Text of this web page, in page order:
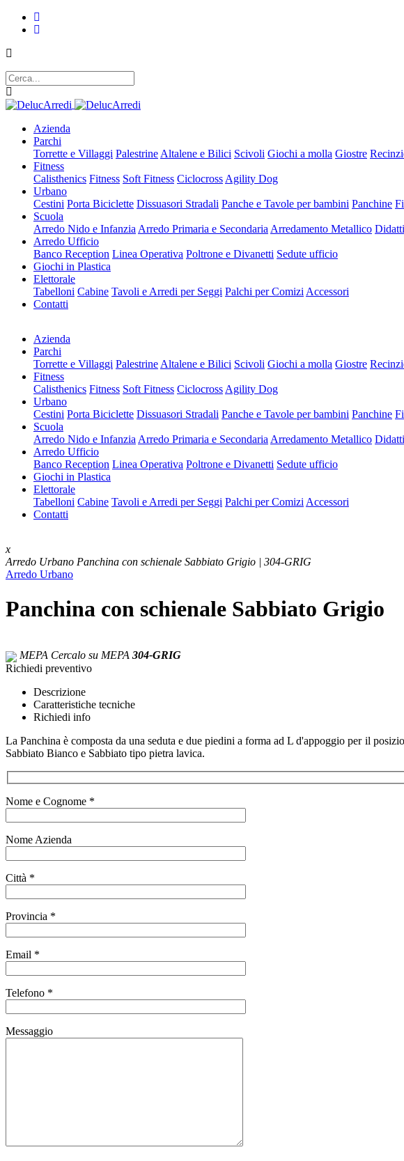
Azienda
Parchi
Torrette e Villaggi Palestrine Altalene e Bilici Scivoli Giochi a molla Giostre
Fitness
Calisthenics Fitness Soft Fitness Ciclocross Agility Dog
Urbano
Cestini Porta Biciclette Dissuasori Stradali Panche e Tavole per bambini Panchine
Scuola
Arredo Nido e Infanzia Arredo Primaria e Secondaria Arredamento Metallico
Arredo Ufficio
Banco Reception Linea Operativa Poltrone e Divanetti Sedute ufficio
Giochi in Plastica
Elettorale
Tabelloni Cabine Tavoli e Arredi per Seggi Palchi per Comizi Accessori
Contatti
Azienda
Parchi
Torrette e Villaggi Palestrine Altalene e Bilici Scivoli Giochi a molla Giostre
Fitness
Calisthenics Fitness Soft Fitness Ciclocross Agility Dog
Urbano
Cestini Porta Biciclette Dissuasori Stradali Panche e Tavole per bambini Panchine
Scuola
Arredo Nido e Infanzia Arredo Primaria e Secondaria Arredamento Metallico
Arredo Ufficio
Banco Reception Linea Operativa Poltrone e Divanetti Sedute ufficio
Giochi in Plastica
Elettorale
Tabelloni Cabine Tavoli e Arredi per Seggi Palchi per Comizi Accessori
Contatti
x
Arredo Urbano Panchina con schienale Sabbiato Grigio | 304-GRIG
Arredo Urbano
Panchina con schienale Sabbiato Grigio
MEPA Cercalo su MEPA 304-GRIG
Richiedi preventivo
Descrizione
Caratteristiche tecniche
Richiedi info
La Panchina è composta da una seduta e due piedini a forma ad L d'appoggio per il
Sabbiato Bianco e Sabbiato tipo pietra lavica.
Nome e Cognome *
Nome Azienda
Città *
Provincia *
Email *
Telefono *
Messaggio